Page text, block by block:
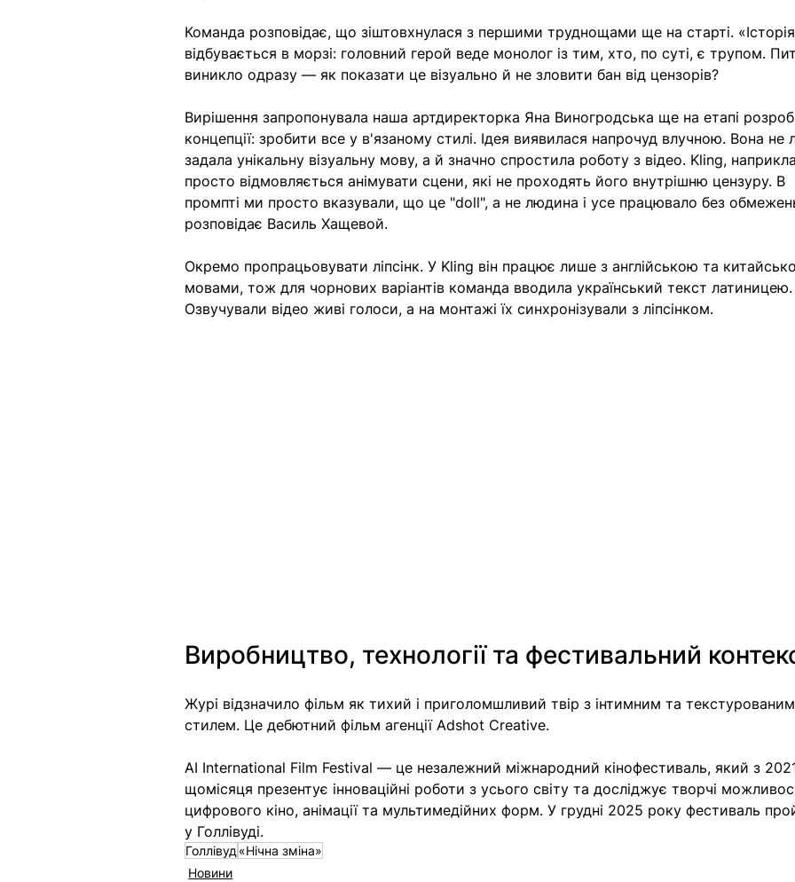
Команда розповідає, що зіштовхнулася з першими труднощами ще на старті. «Історія
відбувається в морзі: головний герой веде монолог із тим, хто, по суті, є трупом.
виникло одразу — як показати це візуально й не зловити бан від цензорів?
Вирішення запропонувала наша артдиректорка Яна Виногродська ще на етапі
концепції: зробити все у в'язаному стилі. Ідея виявилася напрочуд влучною. Вона не
задала унікальну візуальну мову, а й значно спростила роботу з відео. Kling,
просто відмовляється анімувати сцени, які не проходять його внутрішню цензуру. В
промпті ми просто вказували, що це "doll", а не людина і усе працювало без
розповідає Василь Хащевой.
Окремо пропрацьовувати ліпсінк. У Kling він працює лише з англійською та
мовами, тож для чорнових варіантів команда вводила український текст латиницею.
Озвучували відео живі голоси, а на монтажі їх синхронізували з ліпсінком.
Виробництво, технології та фестивальний
Журі відзначило фільм як тихий і приголомшливий твір з інтимним та текстурованим
стилем. Це дебютний фільм агенції Adshot Creative.
AI International Film Festival — це незалежний міжнародний кінофестиваль, який з
щомісяця презентує інноваційні роботи з усього світу та досліджує творчі
цифрового кіно, анімації та мультимедійних форм. У грудні 2025 року фестиваль
у Голлівуді.
Голлівуд«Нічна зміна»
Новини